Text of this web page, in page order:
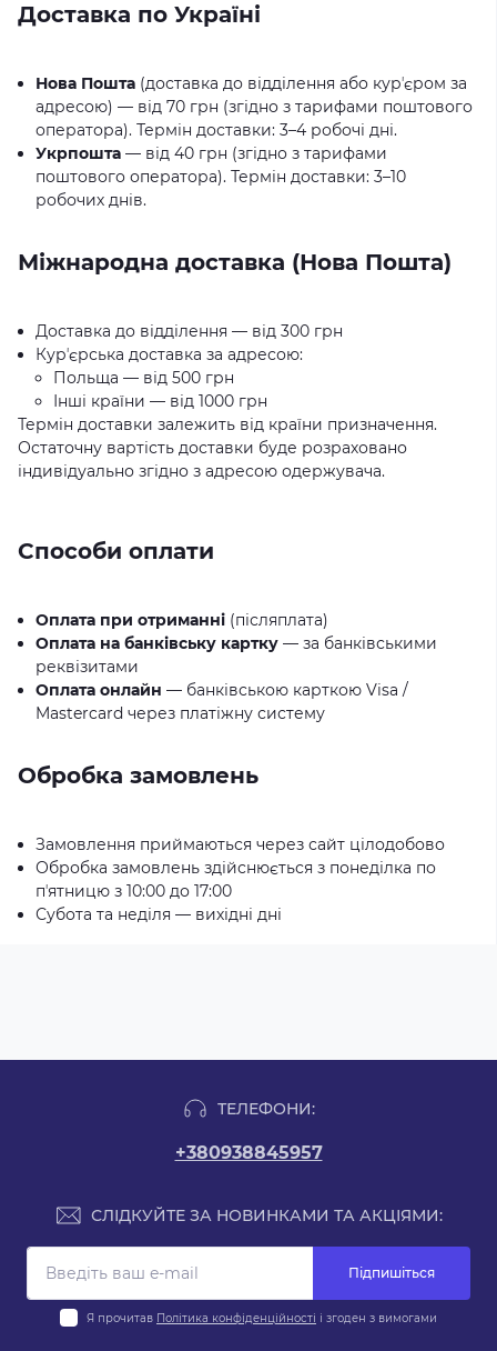
Доставка по Україні
Нова Пошта (доставка до відділення або курʼєром за
адресою) — від 70 грн (згідно з тарифами поштового
оператора). Термін доставки: 3–4 робочі дні.
Укрпошта — від 40 грн (згідно з тарифами
поштового оператора). Термін доставки: 3–10
робочих днів.
Міжнародна доставка (Нова Пошта)
Доставка до відділення — від 300 грн
Курʼєрська доставка за адресою:
Польща — від 500 грн
Інші країни — від 1000 грн
Термін доставки залежить від країни призначення.
Остаточну вартість доставки буде розраховано
індивідуально згідно з адресою одержувача.
Способи оплати
Оплата при отриманні (післяплата)
Оплата на банківську картку — за банківськими
реквізитами
Оплата онлайн — банківською карткою Visa /
Mastercard через платіжну систему
Обробка замовлень
Замовлення приймаються через сайт цілодобово
Обробка замовлень здійснюється з понеділка по
пʼятницю з 10:00 до 17:00
Субота та неділя — вихідні дні
ТЕЛЕФОНИ:
+380938845957
СЛІДКУЙТЕ ЗА НОВИНКАМИ ТА АКЦІЯМИ:
Підпишіться
Я прочитав Політика конфіденційності і згоден з вимогами